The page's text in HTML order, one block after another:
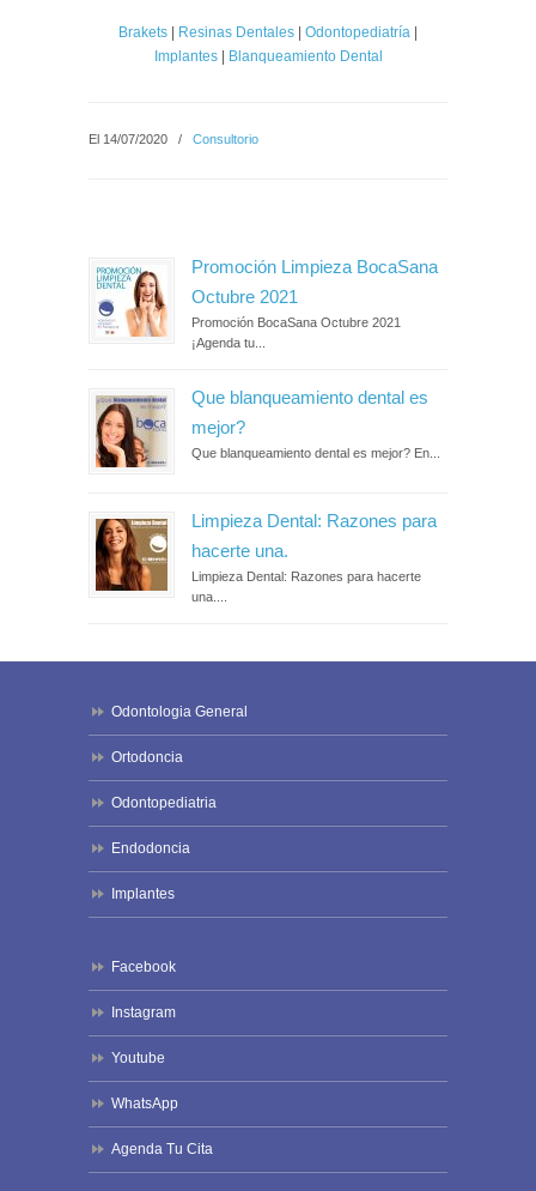
Brakets Resinas Dentales Odontopediatría
Implantes| Blanqueamiento Dental
El 14/07/2020 / Consultorio
Promoción Limpieza BocaSana
Octubre 2021
Promoción BocaSana Octubre 2021
¡Agenda tu...
Que blanqueamiento dental es
mejor?
Que blanqueamiento dental es mejor? En...
Limpieza Dental: Razones para
hacerte una.
Limpieza Dental: Razones para hacerte
una....
Odontologia General
Ortodoncia
Odontopediatria
Endodoncia
Implantes
Facebook
Instagram
Youtube
WhatsApp
Agenda Tu Cita